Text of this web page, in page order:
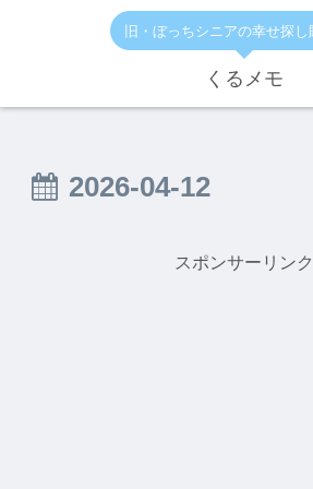
旧・ぼっちシニアの幸せ探し
くるメモ
2026-04-12
スポンサーリンク